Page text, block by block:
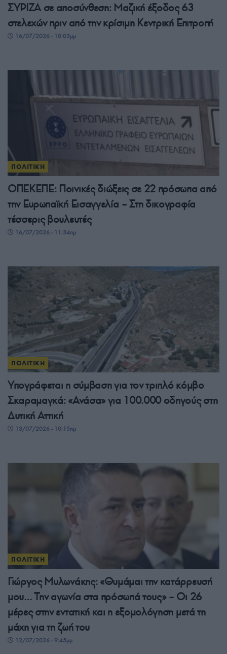
ΣΥΡΙΖΑ σε αποσύνθεση: Μαζική έξοδος 63
στελεχών πριν από την κρίσιμη Κεντρική Επιτροπή
16/07/2026 - 10:03μμ
ΠΟΛΙΤΙΚΗ
ΟΠΕΚΕΠΕ: Ποινικές διώξεις σε 22 πρόσωπα από
την Ευρωπαϊκή Εισαγγελία – Στη δικογραφία
τέσσερις βουλευτές
16/07/2026 - 11:34πμ
ΠΟΛΙΤΙΚΗ
Υπογράφεται η σύμβαση για τον τριπλό κόμβο
Σκαραμαγκά: «Ανάσα» για 100.000 οδηγούς στη
Δυτική Αττική
13/07/2026 - 10:15πμ
ΠΟΛΙΤΙΚΗ
Γιώργος Μυλωνάκης: «Θυμάμαι την κατάρρευσή
μου… Την αγωνία στα πρόσωπά τους» – Οι 26
μέρες στην εντατική και η εξομολόγηση μετά τη
μάχη για τη ζωή του
12/07/2026 - 9:45μμ